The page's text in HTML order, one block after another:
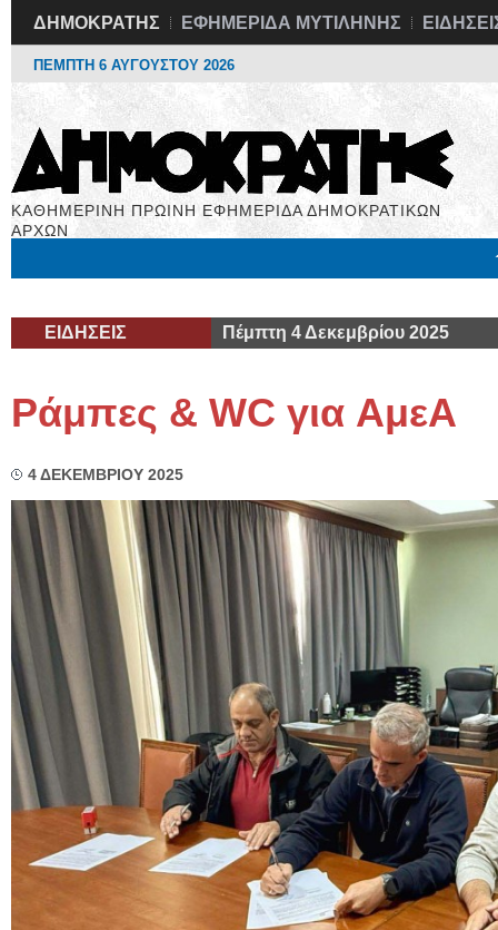
ΔΗΜΟΚΡΑΤΗΣ ΕΦΗΜΕΡΙΔΑ ΜΥΤΙΛΗΝΗΣ
ΠΕΜΠΤΗ 6 ΑΥΓΟΥΣΤΟΥ 2026
ΚΑΘΗΜΕΡΙΝΗ ΠΡΩΙΝΗ ΕΦΗΜΕΡΙΔΑ ΔΗΜΟΚΡΑΤΙΚΩΝ
ΑΡΧΩΝ
ΕΙΔΗΣΕΙΣ Πέμπτη 4 Δεκεμβρίου 2025
Ράμπες & WC για AμεΑ
4 ΔΕΚΕΜΒΡΙΟΥ 2025